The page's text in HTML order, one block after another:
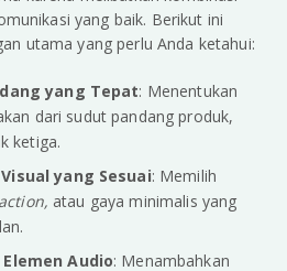
yang baik. Berikut ini
utama yang perlu Anda ketahui:
yang Tepat: Menentukan
dari sudut pandang produk,
ketiga.
yang Sesuai: Memilih
atau gaya minimalis yang
Audio: Menambahkan